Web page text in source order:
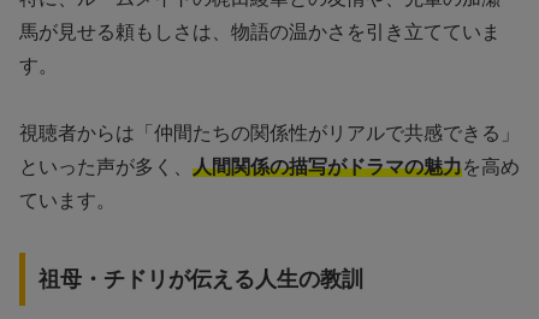
馬が見せる頼もしさは、物語の温かさを引き立てていま
す。
視聴者からは「仲間たちの関係性がリアルで共感できる」
といった声が多く、 人間関係の描写がドラマの魅力を高め
ています。
祖母・チドリが伝える人生の教訓